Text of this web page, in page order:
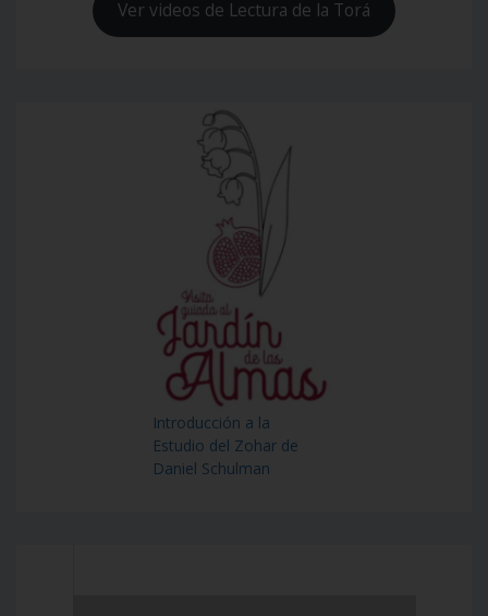
Ver videos de Lectura de la Torá
Introducción a la
Estudio del Zohar de
Daniel Schulman